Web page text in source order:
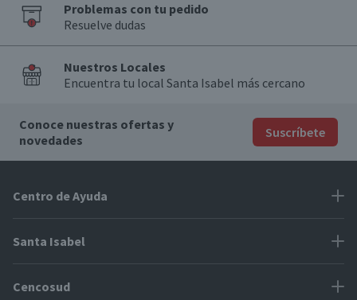
Problemas con tu pedido
Resuelve dudas
Nuestros Locales
Encuentra tu local Santa Isabel más cercano
Conoce nuestras ofertas y
novedades
Suscríbete
Centro de Ayuda
Problemas con tu pedido
Cómo modificar mis datos
Santa Isabel
Proveedores
Cencosud